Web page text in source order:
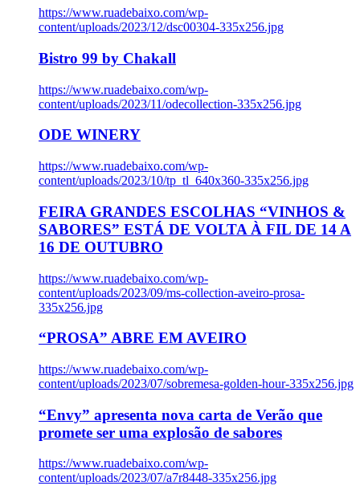
https://www.ruadebaixo.com/wp-
content/uploads/2023/12/dsc00304-335x256.jpg
Bistro 99 by Chakall
https://www.ruadebaixo.com/wp-
content/uploads/2023/11/odecollection-335x256.jpg
ODE WINERY
https://www.ruadebaixo.com/wp-
content/uploads/2023/10/tp_tl_640x360-335x256.jpg
FEIRA GRANDES ESCOLHAS “VINHOS &
SABORES” ESTÁ DE VOLTA À FIL DE 14 A
16 DE OUTUBRO
https://www.ruadebaixo.com/wp-
content/uploads/2023/09/ms-collection-aveiro-prosa-
335x256.jpg
“PROSA” ABRE EM AVEIRO
https://www.ruadebaixo.com/wp-
content/uploads/2023/07/sobremesa-golden-hour-335x256.jpg
“Envy” apresenta nova carta de Verão que
promete ser uma explosão de sabores
https://www.ruadebaixo.com/wp-
content/uploads/2023/07/a7r8448-335x256.jpg